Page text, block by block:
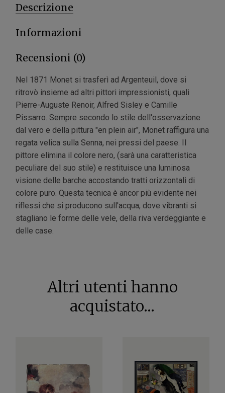
Descrizione
Informazioni
Recensioni (0)
Nel 1871 Monet si trasferì ad Argenteuil, dove si
ritrovò insieme ad altri pittori impressionisti, quali
Pierre-Auguste Renoir, Alfred Sisley e Camille
Pissarro. Sempre secondo lo stile dell'osservazione
dal vero e della pittura "en plein air", Monet raffigura una
regata velica sulla Senna, nei pressi del paese. Il
pittore elimina il colore nero, (sarà una caratteristica
peculiare del suo stile) e restituisce una luminosa
visione delle barche accostando tratti orizzontali di
colore puro. Questa tecnica è ancor più evidente nei
riflessi che si producono sull'acqua, dove vibranti si
stagliano le forme delle vele, della riva verdeggiante e
delle case.
Altri utenti hanno
acquistato...